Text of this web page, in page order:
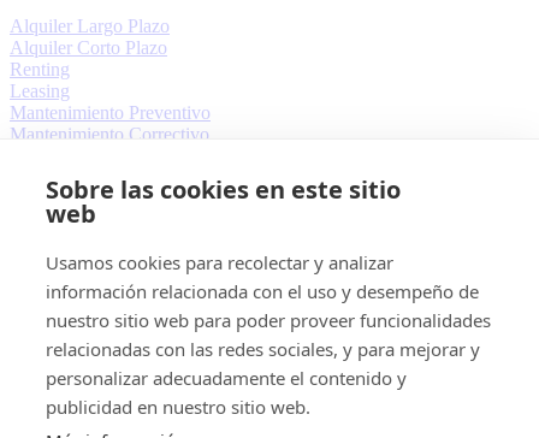
Alquiler Largo Plazo
Alquiler Corto Plazo
Renting
Leasing
Mantenimiento Preventivo
Mantenimiento Correctivo
Más sobre Ablacar
Quiénes Somos
Aviso Legal
Términos y Condiciones
Con más de 40 años de experiencia profesional,
es una empresa distribuidora de carretillas elevadoras, apiladores,
Sobre las cookies en este sitio
web
Usamos cookies para recolectar y analizar
información relacionada con el uso y desempeño de
nuestro sitio web para poder proveer funcionalidades
relacionadas con las redes sociales, y para mejorar y
personalizar adecuadamente el contenido y
publicidad en nuestro sitio web.